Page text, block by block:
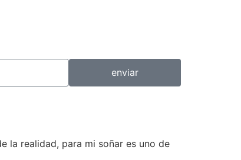
enviar
la realidad, para mi soñar es uno de